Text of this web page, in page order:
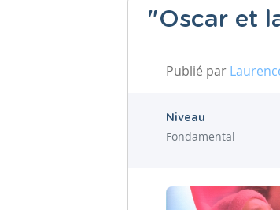
"Oscar et
Publié par
Niveau
Fondamental